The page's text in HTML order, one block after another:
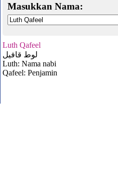
Masukkan Nama:
Luth Qafeel
لوط قافيل
Luth: Nama nabi
Qafeel: Penjamin